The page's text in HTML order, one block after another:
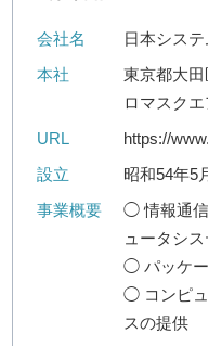
会社名
日本シス
本社
東京都大
ロマスク
URL
https://
設立
昭和54年5
事業概要
◯ 情報通
ュータシ
◯ パッケ
◯ コンピ
スの提供